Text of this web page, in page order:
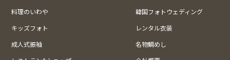
料理のいわや
韓国フォトウェディング
キッズフォト
レンタル衣装
成人式振袖
名物鯛めし